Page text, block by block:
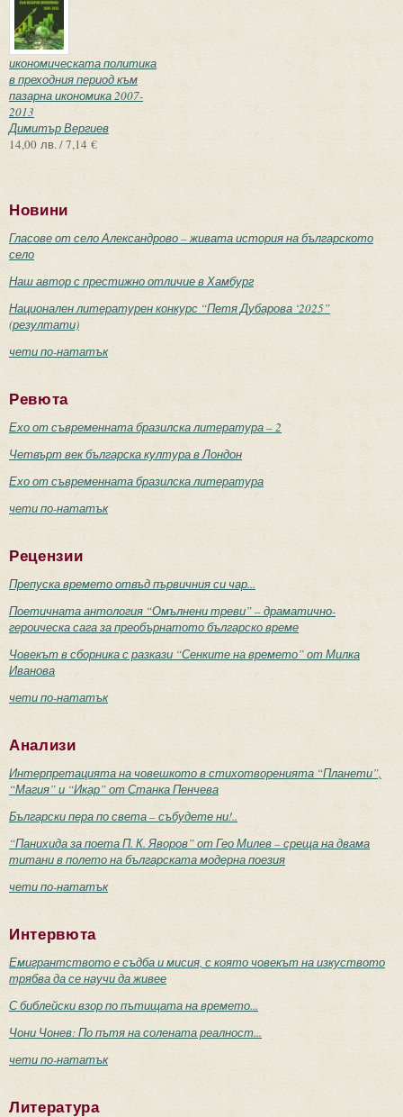
икономическата политика
в преходния период към
пазарна икономика 2007-
2013
Димитър Вергиев
14,00 лв. / 7,14 €
Новини
Гласове от село Александрово – живата история на българското
село
Наш автор с престижно отличие в Хамбург
Национален литературен конкурс “Петя Дубарова ‘2025”
(резултати)
чети по-нататък
Ревюта
Ехо от съвременната бразилска литература – 2
Четвърт век българска култура в Лондон
Ехо от съвременната бразилска литература
чети по-нататък
Рецензии
Препуска времето отвъд първичния си чар...
Поетичната антология “Омълнени треви” – драматично-
героическа сага за преобърнатото българско време
Човекът в сборника с разкази “Сенките на времето” от Милка
Иванова
чети по-нататък
Анализи
Интерпретацията на човешкото в стихотворенията “Планети”,
“Магия” и “Икар” от Станка Пенчева
Български пера по света – събудете ни!..
“Панихида за поета П. К. Яворов” от Гео Милев – среща на двама
титани в полето на българската модерна поезия
чети по-нататък
Интервюта
Емигрантството е съдба и мисия, с която човекът на изкуството
трябва да се научи да живее
С библейски взор по пътищата на времето...
Чони Чонев: По пътя на солената реалност...
чети по-нататък
Литература